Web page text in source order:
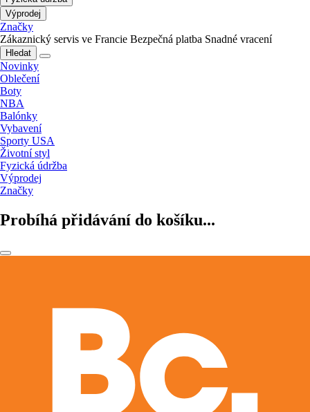
Výprodej
Značky
Zákaznický servis ve Francie Bezpečná platba Snadné vracení
Hledat
Novinky
Oblečení
Boty
NBA
Balónky
Vybavení
Sporty USA
Životní styl
Fyzická údržba
Výprodej
Značky
Probíhá přidávání do košíku...